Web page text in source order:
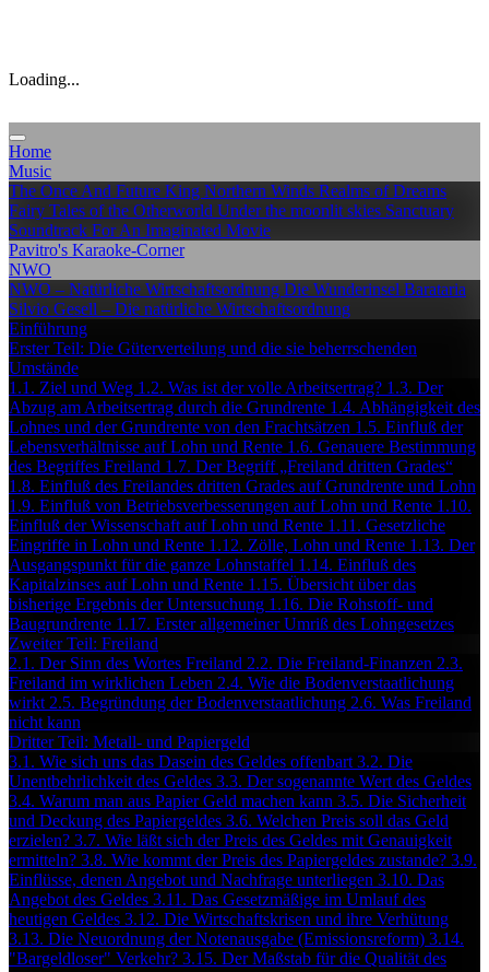
Loading...
Home
Music
The Once And Future King Northern Winds Realms of Dreams
Fairy Tales of the Otherworld Under the moonlit skies Sanctuary
Soundtrack For An Imaginated Movie
Pavitro's Karaoke-Corner
NWO
NWO – Natürliche Wirtschaftsordnung Die Wunderinsel Barataria
Silvio Gesell – Die natürliche Wirtschaftsordnung
Einführung
Erster Teil: Die Güterverteilung und die sie beherrschenden
Umstände
1.1. Ziel und Weg 1.2. Was ist der volle Arbeitsertrag? 1.3. Der
Abzug am Arbeitsertrag durch die Grundrente 1.4. Abhängigkeit des
Lohnes und der Grundrente von den Frachtsätzen 1.5. Einfluß der
Lebensverhältnisse auf Lohn und Rente 1.6. Genauere Bestimmung
des Begriffes Freiland 1.7. Der Begriff „Freiland dritten Grades“
1.8. Einfluß des Freilandes dritten Grades auf Grundrente und Lohn
1.9. Einfluß von Betriebsverbesserungen auf Lohn und Rente 1.10.
Einfluß der Wissenschaft auf Lohn und Rente 1.11. Gesetzliche
Eingriffe in Lohn und Rente 1.12. Zölle, Lohn und Rente 1.13. Der
Ausgangspunkt für die ganze Lohnstaffel 1.14. Einfluß des
Kapitalzinses auf Lohn und Rente 1.15. Übersicht über das
bisherige Ergebnis der Untersuchung 1.16. Die Rohstoff- und
Baugrundrente 1.17. Erster allgemeiner Umriß des Lohngesetzes
Zweiter Teil: Freiland
2.1. Der Sinn des Wortes Freiland 2.2. Die Freiland-Finanzen 2.3.
Freiland im wirklichen Leben 2.4. Wie die Bodenverstaatlichung
wirkt 2.5. Begründung der Bodenverstaatlichung 2.6. Was Freiland
nicht kann
Dritter Teil: Metall- und Papiergeld
3.1. Wie sich uns das Dasein des Geldes offenbart 3.2. Die
Unentbehrlichkeit des Geldes 3.3. Der sogenannte Wert des Geldes
3.4. Warum man aus Papier Geld machen kann 3.5. Die Sicherheit
und Deckung des Papiergeldes 3.6. Welchen Preis soll das Geld
erzielen? 3.7. Wie läßt sich der Preis des Geldes mit Genauigkeit
ermitteln? 3.8. Wie kommt der Preis des Papiergeldes zustande? 3.9.
Einflüsse, denen Angebot und Nachfrage unterliegen 3.10. Das
Angebot des Geldes 3.11. Das Gesetzmäßige im Umlauf des
heutigen Geldes 3.12. Die Wirtschaftskrisen und ihre Verhütung
3.13. Die Neuordnung der Notenausgabe (Emissionsreform) 3.14.
"Bargeldloser" Verkehr? 3.15. Der Maßstab für die Qualität des